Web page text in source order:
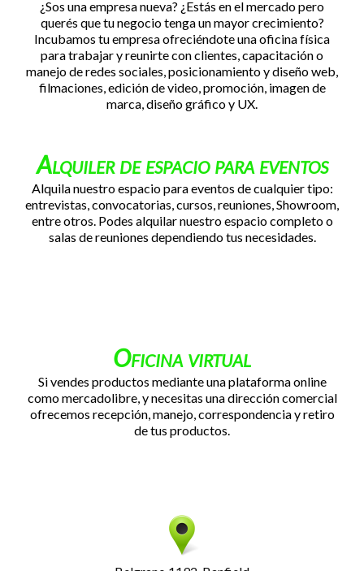
¿Sos una empresa nueva? ¿Estás en el mercado pero
querés que tu negocio tenga un mayor crecimiento?
Incubamos tu empresa ofreciéndote una oficina física
para trabajar y reunirte con clientes, capacitación o
manejo de redes sociales, posicionamiento y diseño web,
filmaciones, edición de video, promoción, imagen de
marca, diseño gráfico y UX.
Alquiler de espacio para eventos
Alquila nuestro espacio para eventos de cualquier tipo:
entrevistas, convocatorias, cursos, reuniones, Showroom,
entre otros. Podes alquilar nuestro espacio completo o
salas de reuniones dependiendo tus necesidades.
Oficina virtual
Si vendes productos mediante una plataforma online
como mercadolibre, y necesitas una dirección comercial
ofrecemos recepción, manejo, correspondencia y retiro
de tus productos.